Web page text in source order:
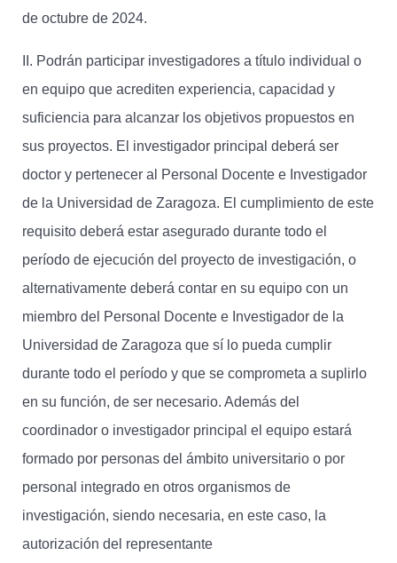
de octubre de 2024.
II. Podrán participar investigadores a título individual o
en equipo que acrediten experiencia, capacidad y
suficiencia para alcanzar los objetivos propuestos en
sus proyectos. El investigador principal deberá ser
doctor y pertenecer al Personal Docente e Investigador
de la Universidad de Zaragoza. El cumplimiento de este
requisito deberá estar asegurado durante todo el
período de ejecución del proyecto de investigación, o
alternativamente deberá contar en su equipo con un
miembro del Personal Docente e Investigador de la
Universidad de Zaragoza que sí lo pueda cumplir
durante todo el período y que se comprometa a suplirlo
en su función, de ser necesario. Además del
coordinador o investigador principal el equipo estará
formado por personas del ámbito universitario o por
personal integrado en otros organismos de
investigación, siendo necesaria, en este caso, la
autorización del representante